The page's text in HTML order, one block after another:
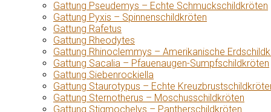
Gattung Pseudemys – Echte Schmuckschildkröten
Gattung Pyxis – Spinnenschildkröten
Gattung Rafetus
Gattung Rheodytes
Gattung Rhinoclemmys – Amerikanische
Gattung Sacalia – Pfauenaugen-Sumpfschildkröten
Gattung Siebenrockiella
Gattung Staurotypus – Echte
Gattung Sternotherus – Moschusschildkröten
Gattung Stigmochelys – Pantherschildkröten